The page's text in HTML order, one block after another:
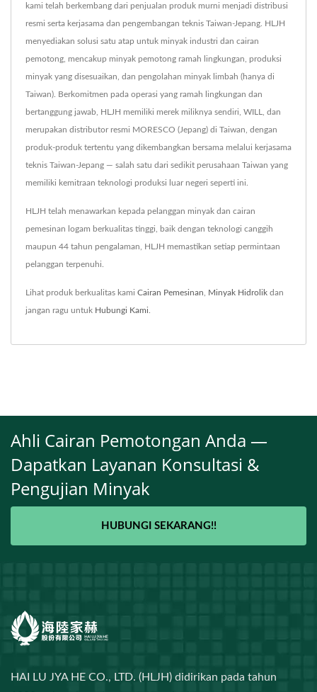
kami telah berkembang dari penjualan produk murni menjadi distribusi
resmi serta kerjasama dan pengembangan teknis Taiwan-Jepang. HLJH
menyediakan solusi satu atap untuk minyak industri dan cairan
pemotong, mencakup minyak pemotong ramah lingkungan, produksi
minyak yang disesuaikan, dan pengolahan minyak limbah (hanya di
Taiwan). Berkomitmen pada operasi yang ramah lingkungan dan
bertanggung jawab, HLJH memiliki merek miliknya sendiri, WILL, dan
merupakan distributor resmi MORESCO (Jepang) di Taiwan, dengan
produk-produk tertentu yang dikembangkan bersama melalui kerjasama
teknis Taiwan-Jepang — salah satu dari sedikit perusahaan Taiwan yang
memiliki kemitraan teknologi produksi luar negeri seperti ini.
HLJH telah menawarkan kepada pelanggan minyak dan cairan
pemesinan logam berkualitas tinggi, baik dengan teknologi canggih
maupun 44 tahun pengalaman, HLJH memastikan setiap permintaan
pelanggan terpenuhi.
Lihat produk berkualitas kami Cairan Pemesinan Minyak Hidrolik dan
jangan ragu untuk Hubungi Kami
Ahli Cairan Pemotongan Anda —
Dapatkan Layanan Konsultasi &
Pengujian Minyak
HUBUNGI SEKARANG!!
HAI LU JYA HE CO., LTD. (HLJH) didirikan pada tahun